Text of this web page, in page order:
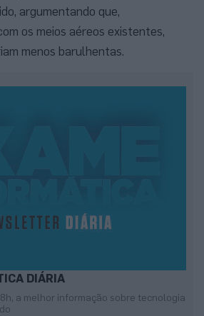
argumentando que,
os meios aéreos existentes,
menos barulhentas.
DIÁRIA
a melhor informação sobre tecnologia